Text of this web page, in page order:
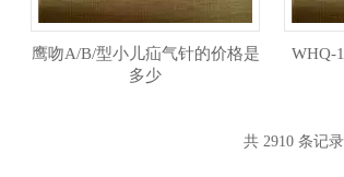
鹰吻A/B/型小儿疝气针的价格是
多少
WHQ-
共 2910 条记